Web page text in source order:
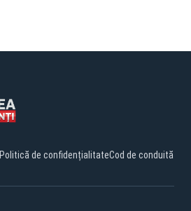
Politică de confidențialitateCod de conduită